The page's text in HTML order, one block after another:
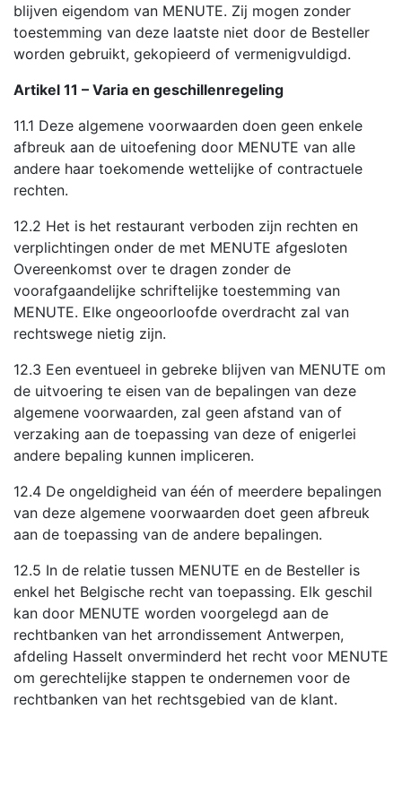
blijven eigendom van MENUTE. Zij mogen zonder
toestemming van deze laatste niet door de Besteller
worden gebruikt, gekopieerd of vermenigvuldigd.
Artikel 11 – Varia en geschillenregeling
11.1 Deze algemene voorwaarden doen geen enkele
afbreuk aan de uitoefening door MENUTE van alle
andere haar toekomende wettelijke of contractuele
rechten.
12.2 Het is het restaurant verboden zijn rechten en
verplichtingen onder de met MENUTE afgesloten
Overeenkomst over te dragen zonder de
voorafgaandelijke schriftelijke toestemming van
MENUTE. Elke ongeoorloofde overdracht zal van
rechtswege nietig zijn.
12.3 Een eventueel in gebreke blijven van MENUTE om
de uitvoering te eisen van de bepalingen van deze
algemene voorwaarden, zal geen afstand van of
verzaking aan de toepassing van deze of enigerlei
andere bepaling kunnen impliceren.
12.4 De ongeldigheid van één of meerdere bepalingen
van deze algemene voorwaarden doet geen afbreuk
aan de toepassing van de andere bepalingen.
12.5 In de relatie tussen MENUTE en de Besteller is
enkel het Belgische recht van toepassing. Elk geschil
kan door MENUTE worden voorgelegd aan de
rechtbanken van het arrondissement Antwerpen,
afdeling Hasselt onverminderd het recht voor MENUTE
om gerechtelijke stappen te ondernemen voor de
rechtbanken van het rechtsgebied van de klant.